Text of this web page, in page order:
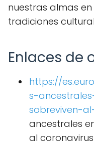
nuestras almas
tradiciones
Enlaces de
https://
s-
sobreviven-
ancestrales
al coronavirus